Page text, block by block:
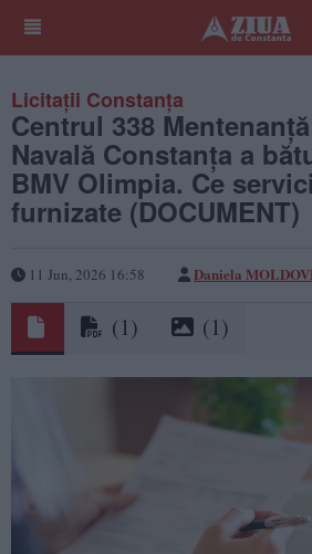
Licitații Constanța
Centrul 338
Navală Constanța a
BMV Olimpia. Ce
furnizate (DOCUMENT)
11 Jun, 2026 16:58 Daniela
(1) (1)